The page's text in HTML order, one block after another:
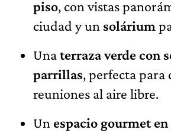
piso, con vistas
ciudad y un solárium
Unaterraza verde con
parrillas, perfecta
reuniones al aire libre.
Un espacio gourmet